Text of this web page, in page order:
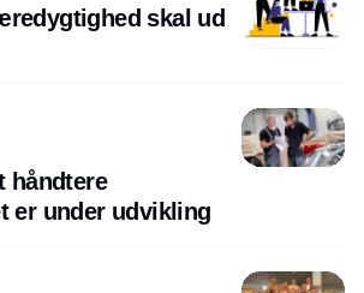
skal ud
håndtere
er under udvikling